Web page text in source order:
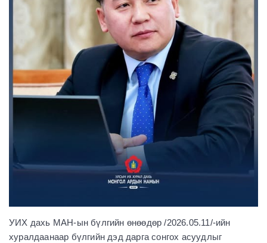
УИХ дахь МАН-ын бүлгийн өнөөдөр /2026.05.11/-ийн
хуралдаанаар бүлгийн дэд дарга сонгох асуудлыг